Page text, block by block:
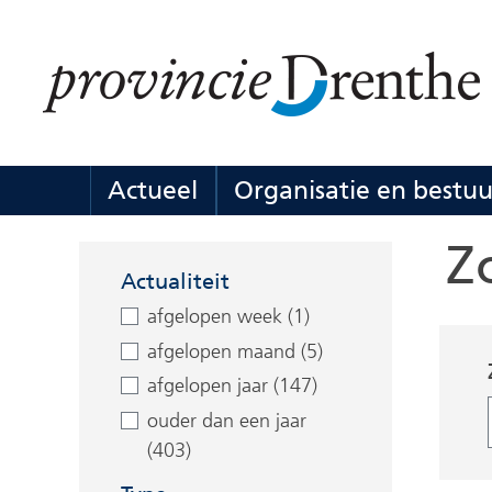
inhoud
Actueel
Actueel
Uitklappen
Organisatie en
Actualiteit
afgelopen week (1)
afgelopen maand (5)
afgelopen jaar (147)
ouder dan een jaar
(403)